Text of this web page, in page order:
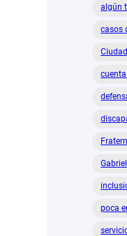
algún
casos
poca